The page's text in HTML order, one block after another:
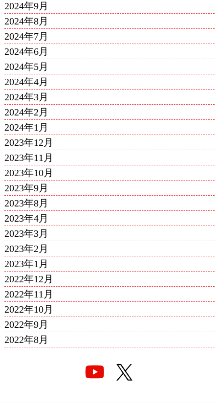
2024年9月
2024年8月
2024年7月
2024年6月
2024年5月
2024年4月
2024年3月
2024年2月
2024年1月
2023年12月
2023年11月
2023年10月
2023年9月
2023年8月
2023年4月
2023年3月
2023年2月
2023年1月
2022年12月
2022年11月
2022年10月
2022年9月
2022年8月